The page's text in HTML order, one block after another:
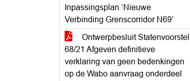
Inpassingsplan ‘Nieuwe
Verbinding Grenscorridor N69’
Ontwerpbesluit Statenvoorstel
68/21 Afgeven definitieve
verklaring van geen bedenkingen
op de Wabo aanvraag onderdeel